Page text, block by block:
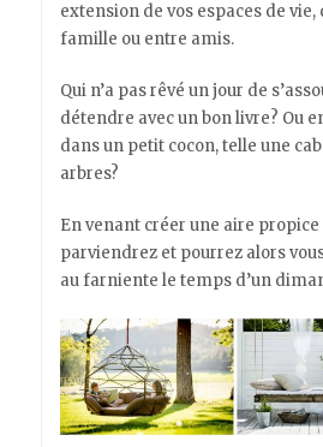
extension de vos espaces de
famille ou entre amis.
Qui n’a pas rêvé un jour de
détendre avec un bon livre? Ou
dans un petit cocon, telle une
arbres?
En venant créer une aire propice
parviendrez et pourrez alors
au farniente le temps d’un